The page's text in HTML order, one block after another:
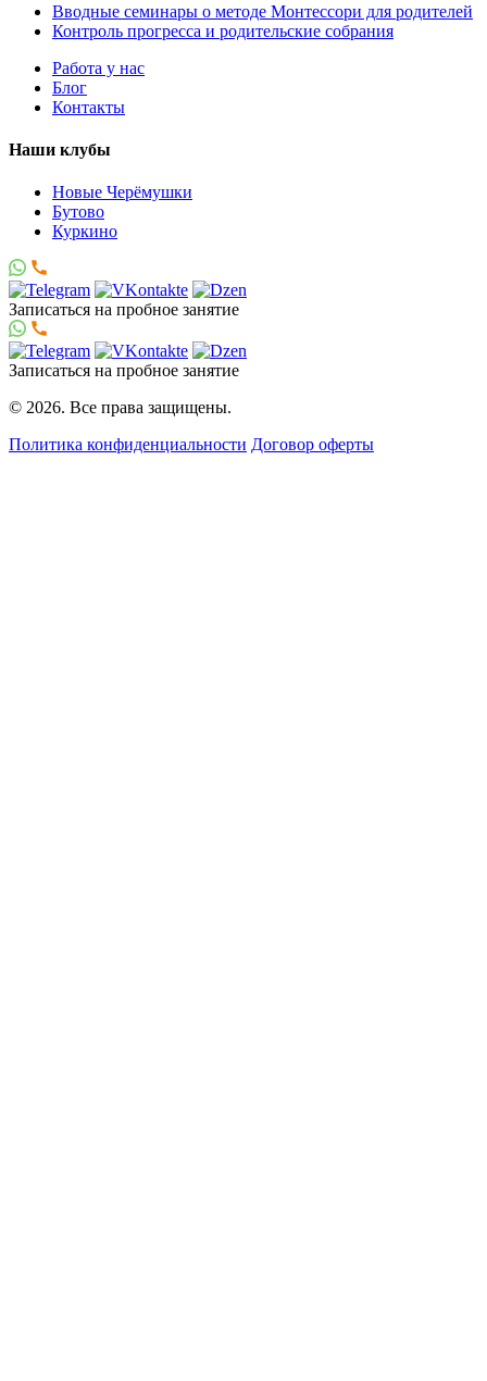
Вводные семинары о методе Монтессори для родителей
Контроль прогресса и родительские собрания
Работа у нас
Блог
Контакты
Наши клубы
Новые Черёмушки
Бутово
Куркино
Записаться на пробное занятие
Записаться на пробное занятие
© 2026. Все права защищены.
Политика конфиденциальности Договор оферты